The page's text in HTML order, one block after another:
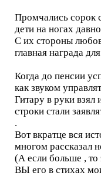
Промчались сорок
дети на ногах
С их стороны
главная награда
Когда до пенсии
как звуком
Гитару в руки взял
строки стали
.
Вот вкратце вся
многом рассказал
(А если больше , то
ВЫ его в стихах